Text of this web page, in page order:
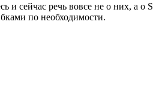
сейчас речь вовсе не о них, а о
по необходимости.